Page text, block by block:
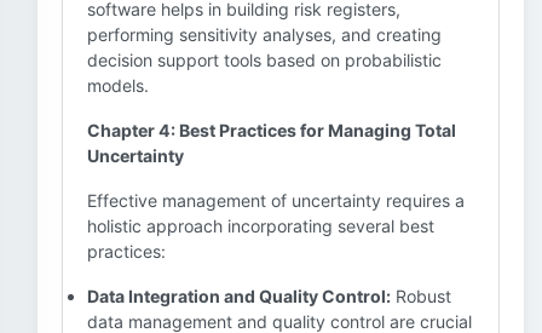
software helps in building risk registers,
performing sensitivity analyses, and creating
decision support tools based on probabilistic
models.
Chapter 4: Best Practices for Managing Total
Uncertainty
Effective management of uncertainty requires a
holistic approach incorporating several best
practices:
Data Integration and Quality Control: Robust
data management and quality control are crucial